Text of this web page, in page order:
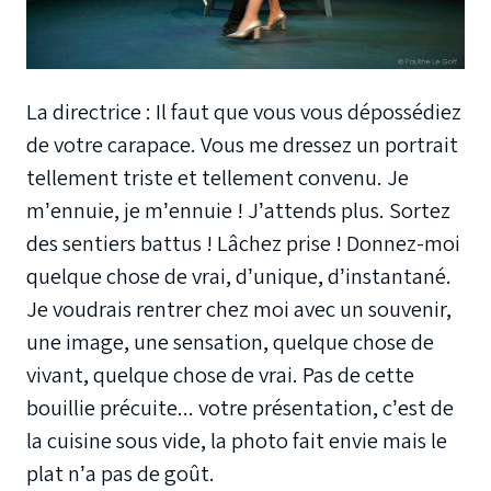
La directrice : Il faut que vous vous dépossédiez
de votre carapace. Vous me dressez un portrait
tellement triste et tellement convenu. Je
m’ennuie, je m’ennuie ! J’attends plus. Sortez
des sentiers battus ! Lâchez prise ! Donnez-moi
quelque chose de vrai, d’unique, d’instantané.
Je voudrais rentrer chez moi avec un souvenir,
une image, une sensation, quelque chose de
vivant, quelque chose de vrai. Pas de cette
bouillie précuite... votre présentation, c’est de
la cuisine sous vide, la photo fait envie mais le
plat n’a pas de goût.